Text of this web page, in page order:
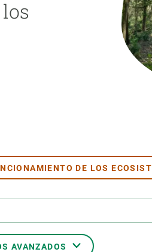
DE LOS
AVANZADOS
Pide tu
Un